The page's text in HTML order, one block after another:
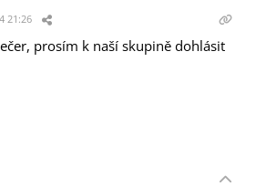
21:26
prosím k naší skupině dohlásit